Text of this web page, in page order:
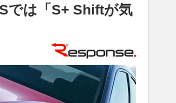
では「S+ Shiftが気